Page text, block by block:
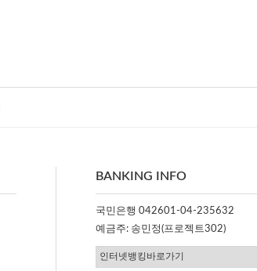
BANKING INFO
국민은행 042601-04-235632
예금주: 송민정(프로젝트302)